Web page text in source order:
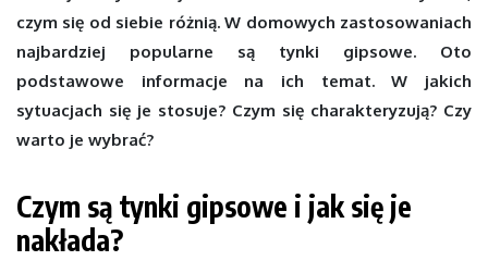
czym się od siebie różnią. W domowych zastosowaniach
najbardziej popularne są tynki gipsowe. Oto
podstawowe informacje na ich temat. W jakich
sytuacjach się je stosuje? Czym się charakteryzują? Czy
warto je wybrać?
Czym są tynki gipsowe i jak się je
nakłada?